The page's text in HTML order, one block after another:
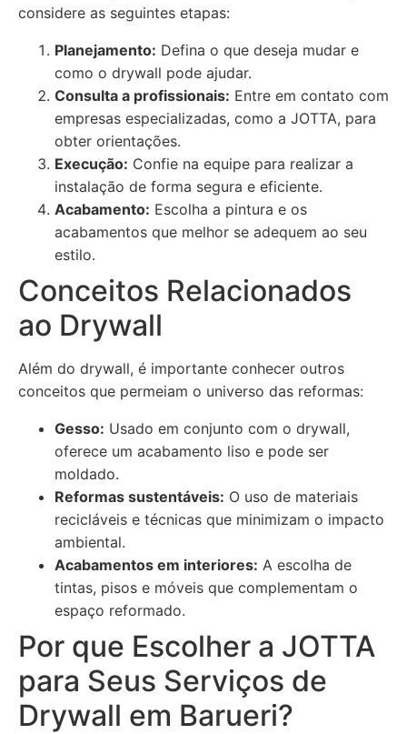
considere as seguintes etapas:
Planejamento: Defina o que deseja mudar e
como o drywall pode ajudar.
Consulta a profissionais: Entre em contato com
empresas especializadas, como a JOTTA, para
obter orientações.
Execução: Confie na equipe para realizar a
instalação de forma segura e eficiente.
Acabamento: Escolha a pintura e os
acabamentos que melhor se adequem ao seu
estilo.
Conceitos Relacionados
ao Drywall
Além do drywall, é importante conhecer outros
conceitos que permeiam o universo das reformas:
Gesso: Usado em conjunto com o drywall,
oferece um acabamento liso e pode ser
moldado.
Reformas sustentáveis: O uso de materiais
recicláveis e técnicas que minimizam o impacto
ambiental.
Acabamentos em interiores: A escolha de
tintas, pisos e móveis que complementam o
espaço reformado.
Por que Escolher a JOTTA
para Seus Serviços de
Drywall em Barueri?